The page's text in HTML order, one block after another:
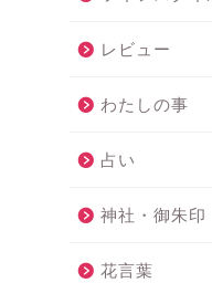
レビュー
わたしの事
占い
神社・御朱印
花言葉